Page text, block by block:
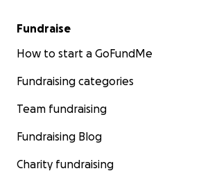
Fundraise
How to start a GoFundMe
Fundraising categories
Team fundraising
Fundraising Blog
Charity fundraising